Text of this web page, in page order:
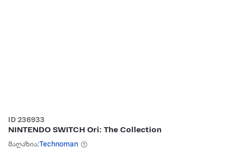
ID 236933
NINTENDO SWITCH Ori: The Collection
მაღაზია:Technoman